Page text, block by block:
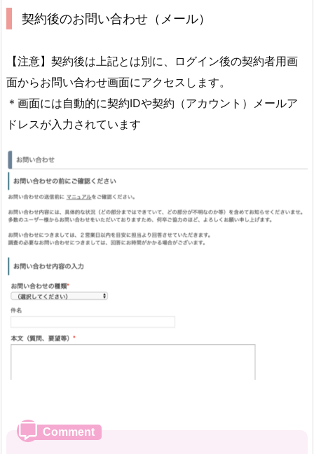
契約後のお問い合わせ（メール）
【注意】契約後は上記とは別に、ログイン後の契約者用画
面からお問い合わせ画面にアクセスします。
＊画面には自動的に契約IDや契約（アカウント）メールア
ドレスが入力されています